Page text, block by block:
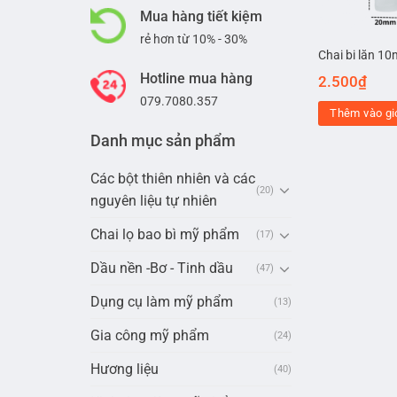
Mua hàng tiết kiệm
rẻ hơn từ 10% - 30%
Hotline mua hàng
079.7080.357
Danh mục sản phẩm
Các bột thiên nhiên và các
nguyên liệu tự nhiên
(20)
Chai lọ bao bì mỹ phẩm (17)
Dầu nền -Bơ - Tinh dầu (47)
Dụng cụ làm mỹ phẩm (13)
Gia công mỹ phẩm (24)
Hương liệu (40)
Chai bi lăn
2.500₫
Thêm vào